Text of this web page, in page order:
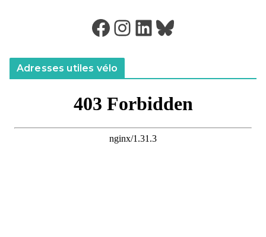
Facebook Instagram LinkedIn Bluesky
Adresses utiles vélo